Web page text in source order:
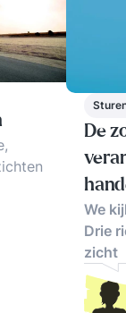
De
We
Drie
zicht